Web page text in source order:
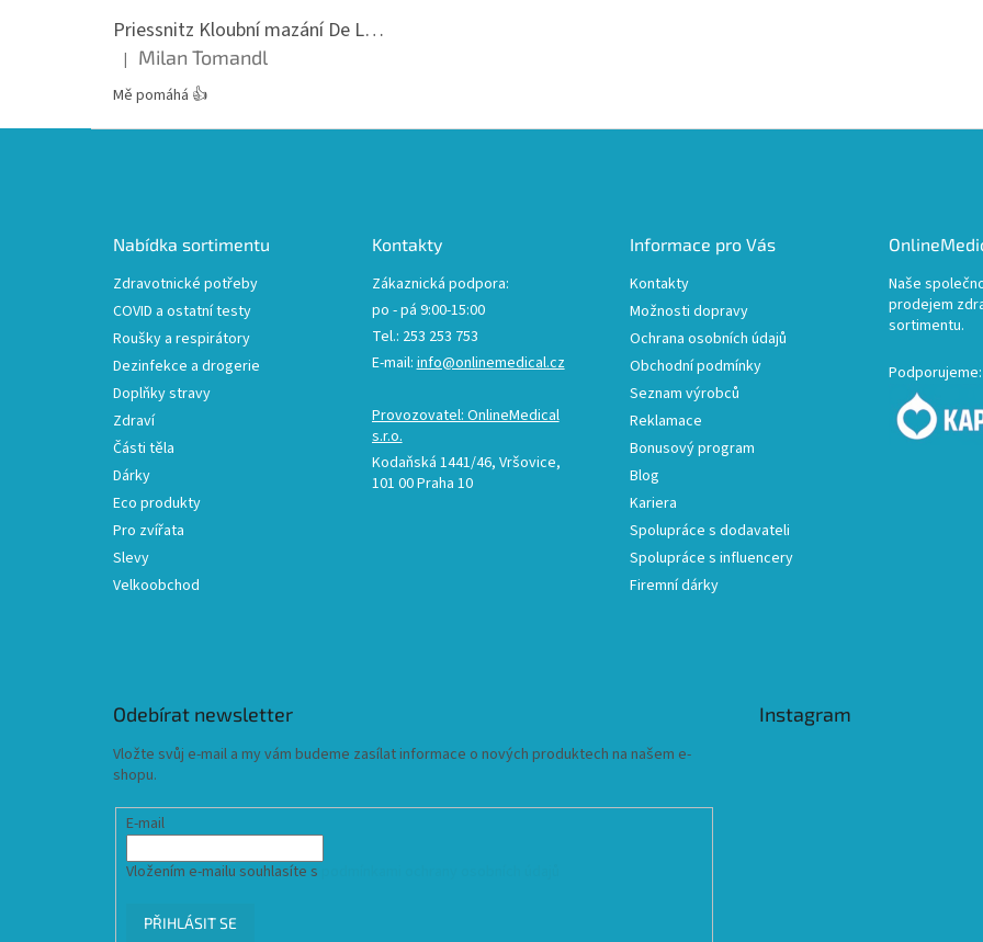
Priessnitz Kloubní mazání De Luxe, 200ml
Hodnocení produktu je 5 z 5 hvězdiček.
| Milan Tomandl
Mě pomáhá 👍
Nabídka sortimentu
Zdravotnické potřeby
COVID a ostatní testy
Roušky a respirátory
Dezinfekce a drogerie
Doplňky stravy
Zdraví
Části těla
Dárky
Eco produkty
Pro zvířata
Slevy
Velkoobchod
Kontakty
Zákaznická podpora:
po - pá 9:00-15:00
Tel.: 253 253 753
E-mail: info@onlinemedical.cz
Provozovatel: OnlineMedical
s.r.o.
Kodaňská 1441/46, Vršovice,
101 00 Praha 10
Informace pro Vás
Kontakty
Možnosti dopravy
Ochrana osobních údajů
Obchodní podmínky
Seznam výrobců
Reklamace
Bonusový program
Blog
Kariera
Spolupráce s dodavateli
Spolupráce s influencery
Firemní dárky
Naše
prodejem
sortimentu.
Podporujeme:
Odebírat newsletter
Vložte svůj e-mail a my vám budeme zasílat informace o nových produktech na našem e-
shopu.
E-mail
Vložením e-mailu souhlasíte s
PŘIHLÁSIT SE
Instagram